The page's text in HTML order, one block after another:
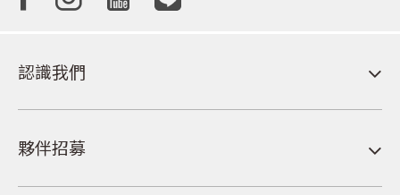
認識我們
夥伴招募